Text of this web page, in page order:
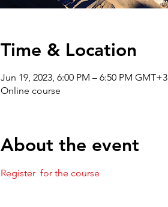
Time & Location
Jun 19, 2023, 6:00 PM – 6:50 PM GMT+3
Online course
About the event
Register  for the course